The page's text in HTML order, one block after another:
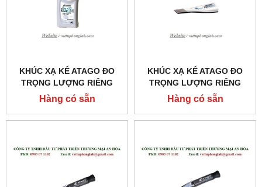
KHÚC XẠ KẾ ATAGO ĐO
TRỌNG LƯỢNG RIÊNG
NƯỚC TIỂU CỦA MÈO
MODEL:PAL-USG (CAT)
Hàng có sẵn
KHÚC XẠ KẾ ATAGO ĐO
TRỌNG LƯỢNG RIÊNG
CỦA NƯỚC TIỂU
MODEL:PEN-URINE S.G
Hàng có sẵn